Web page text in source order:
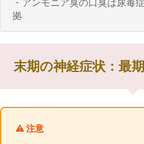
・アンモニア臭の口臭は尿毒
拠
末期の神経症状：最
⚠️ 注意